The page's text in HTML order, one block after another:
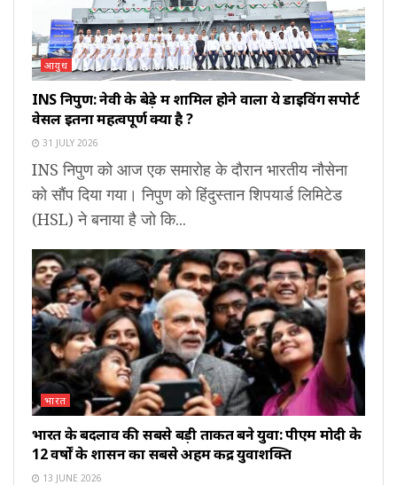
आयुध
INS निपुण: नेवी के बेड़े में शामिल होने वाला ये डाइविंग सपोर्ट
वेसल इतना महत्वपूर्ण क्यों है ?
31 JULY 2026
INS निपुण को आज एक समारोह के दौरान भारतीय नौसेना
को सौंप दिया गया। निपुण को हिंदुस्तान शिपयार्ड लिमिटेड
(HSL) ने बनाया है जो कि...
भारत
भारत के बदलाव की सबसे बड़ी ताकत बने युवा: पीएम मोदी के
12 वर्षों के शासन का सबसे अहम केंद्र युवाशक्ति
13 JUNE 2026